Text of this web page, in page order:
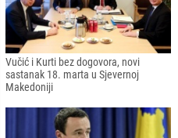
Vučić i Kurti bez dogovora, novi
sastanak 18. marta u Sjevernoj
Makedoniji